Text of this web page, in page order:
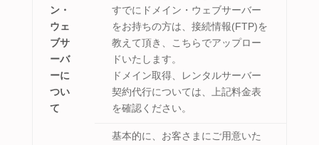
ン・
ウェ
ブサ
ーバ
ーに
つい
て
すでにドメイン・ウェブサーバー
をお持ちの方は、接続情報(FTP)を
教えて頂き、こちらでアップロー
ドいたします。
ドメイン取得、レンタルサーバー
契約代行については、上記料金表
を確認ください。
基本的に、お客さまにご用意いた